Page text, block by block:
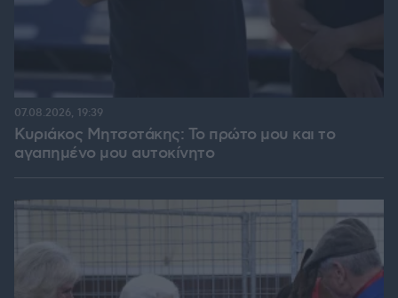
Κυριάκος Μητσοτάκης: Το πρώτο μου και το
αγαπημένο μου αυτοκίνητο
07.08.2026, 19:39